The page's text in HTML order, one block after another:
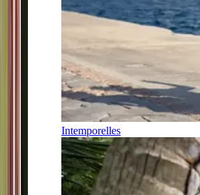
Intemporelles